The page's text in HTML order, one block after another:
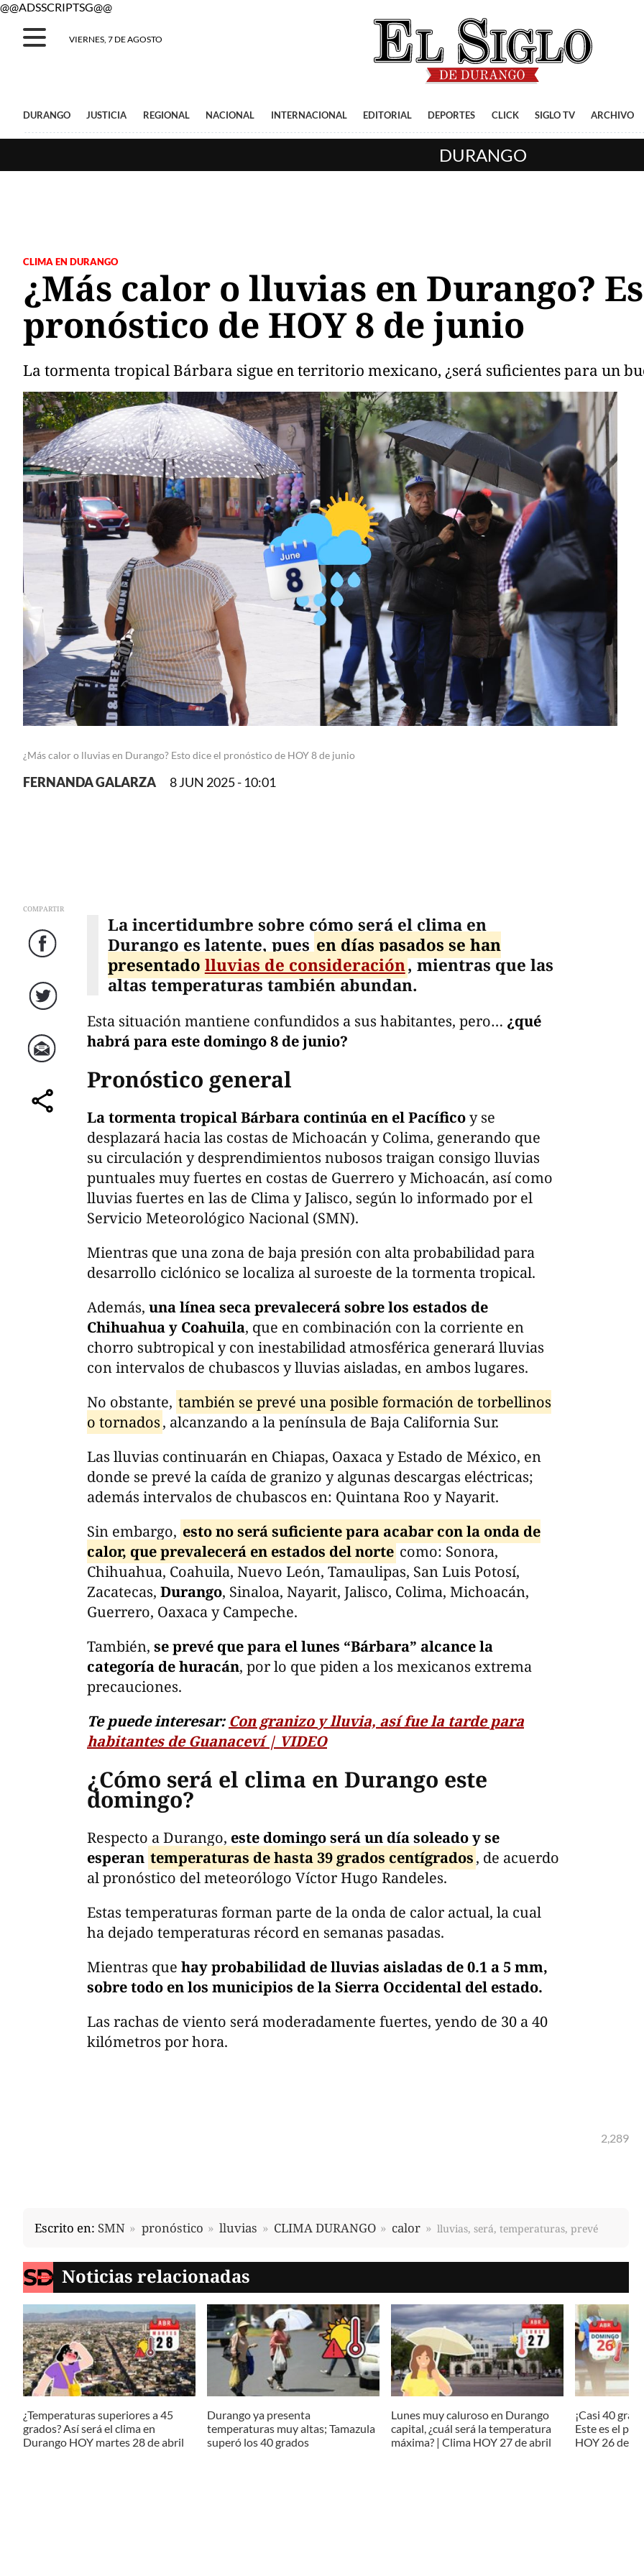
@@ADSSCRIPTSG@@
VIERNES, 7 DE AGOSTO
DURANGO JUSTICIA REGIONAL NACIONAL INTERNACIONAL EDITORIAL DEPORTES CLICK SIGLO TV ARCHIVO
DURANGO
CLIMA EN DURANGO
¿Más calor o lluvias en Durango?
pronóstico de HOY 8 de junio
La tormenta tropical Bárbara sigue en territorio mexicano, ¿será suficientes para un
¿Más calor o lluvias en Durango? Esto dice el pronóstico de HOY 8 de junio
FERNANDA GALARZA 8 JUN 2025 - 10:01
COMPARTIR
Facebook
Twitter
Correo
comparte
La incertidumbre sobre cómo será el clima en
Durango es latente, pues en días pasados se han
presentado lluvias de consideración, mientras que las
altas temperaturas también abundan.
Esta situación mantiene confundidos a sus habitantes, pero… ¿qué
habrá para este domingo 8 de junio?
Pronóstico general
La tormenta tropical Bárbara continúa en el Pacíficoy se
desplazará hacia las costas de Michoacán y Colima, generando que
su circulación y desprendimientos nubosos traigan consigo lluvias
puntuales muy fuertes en costas de Guerrero y Michoacán, así como
lluvias fuertes en las de Clima y Jalisco, según lo informado por el
Servicio Meteorológico Nacional (SMN).
Mientras que una zona de baja presión con alta probabilidad para
desarrollo ciclónico se localiza al suroeste de la tormenta tropical.
Además, una línea seca prevalecerá sobre los estados de
Chihuahua y Coahuila, que en combinación con la corriente en
chorro subtropical y con inestabilidad atmosférica generará lluvias
con intervalos de chubascos y lluvias aisladas, en ambos lugares.
No obstante, también se prevé una posible formación de torbellinos
o tornados, alcanzando a la península de Baja California Sur.
Las lluvias continuarán en Chiapas, Oaxaca y Estado de México, en
donde se prevé la caída de granizo y algunas descargas eléctricas;
además intervalos de chubascos en: Quintana Roo y Nayarit.
Sin embargo, esto no será suficiente para acabar con la onda de
calor, que prevalecerá en estados del norte como: Sonora,
Chihuahua, Coahuila, Nuevo León, Tamaulipas, San Luis Potosí,
Zacatecas, Durango, Sinaloa, Nayarit, Jalisco, Colima, Michoacán,
Guerrero, Oaxaca y Campeche.
También, se prevé que para el lunes “Bárbara” alcance la
categoría de huracán, por lo que piden a los mexicanos extrema
precauciones.
Te puede interesar: Con granizo y lluvia, así fue la tarde para
habitantes de Guanaceví | VIDEO
¿Cómo será el clima en Durango este
domingo?
Respecto a Durango, este domingo será un día soleado y se
esperan temperaturas de hasta 39 grados centígrados, de acuerdo
al pronóstico del meteorólogo Víctor Hugo Randeles.
Estas temperaturas forman parte de la onda de calor actual, la cual
ha dejado temperaturas récord en semanas pasadas.
Mientras que hay probabilidad de lluvias aisladas de 0.1 a 5 mm,
sobre todo en los municipios de la Sierra Occidental del estado.
Las rachas de viento será moderadamente fuertes, yendo de 30 a 40
kilómetros por hora.
2,289
Escrito en: SMN pronóstico lluvias CLIMA DURANGO calor lluvias, será, temperaturas, prevé
Noticias relacionadas
¿Temperaturas superiores a 45
grados? Así será el clima en
Durango HOY martes 28 de abril
Durango ya presenta
temperaturas muy altas; Tamazula
superó los 40 grados
Lunes muy caluroso en Durango
capital, ¿cuál será la temperatura
máxima? | Clima HOY 27 de abril
¡Casi 40
Este es el
HOY 26 de